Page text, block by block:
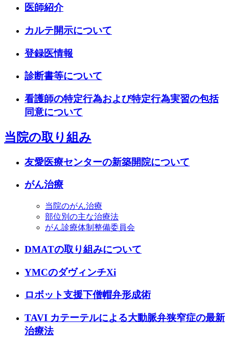
医師紹介
カルテ開示について
登録医情報
診断書等について
看護師の特定行為および特定行為実習の包括
同意について
当院の取り組み
友愛医療センターの新築開院について
がん治療
当院のがん治療
部位別の主な治療法
がん診療体制整備委員会
DMATの取り組みについて
YMCのダヴィンチXi
ロボット支援下僧帽弁形成術
TAVI カテーテルによる大動脈弁狭窄症の最新
治療法